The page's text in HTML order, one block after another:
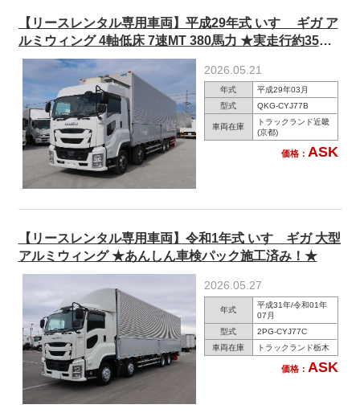
【リースレンタル専用車両】平成29年式 いすゞ ギガ ア
ルミウィング 4軸低床 7速MT 380馬力 ★実走行約35万
km /★あんしん車検パック施工済
2026.05.21
年式
平成29年03月
型式
QKG-CYJ77B
車両在庫
トラックランド近畿
(京都)
価格： ASK
【リースレンタル専用車両】令和1年式 いすゞギガ 大型
アルミウィング ★あんしん車検パック施工済み！★
2026.05.27
年式
平成31年/令和01年
07月
型式
2PG-CYJ77C
車両在庫
トラックランド栃木
価格： ASK